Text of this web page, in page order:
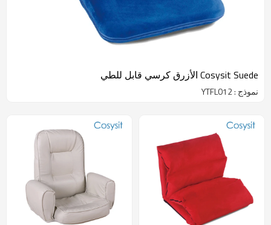
Cosysit Suede الأزرق كرسي قابل للطي
نموذج : YTFL012